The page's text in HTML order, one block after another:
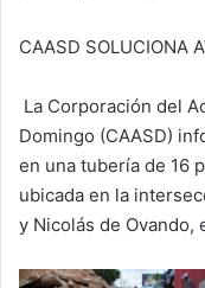
CAASD SOLUCIONA
La Corporación del
Domingo (CAASD)
en una tubería de 16
ubicada en la
y Nicolás de Ovando,